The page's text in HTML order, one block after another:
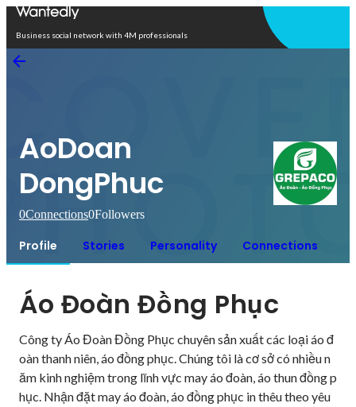
Business social network with 4M professionals
AoDoan
DongPhuc
0Connections0Followers
Profile Stories Personality Connections
Áo Đoàn Đồng Phục
Công ty Áo Đoàn Đồng Phục chuyên sản xuất các loại áo đ
oàn thanh niên, áo đồng phục. Chúng tôi là cơ sở có nhiều n
ăm kinh nghiệm trong lĩnh vực may áo đoàn, áo thun đồng p
hục. Nhận đặt may áo đoàn, áo đồng phục in thêu theo yêu